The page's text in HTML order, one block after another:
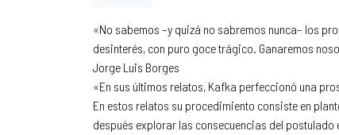
«No sabemos –y quizá no sabremos nunca– los
desinterés, con puro goce trágico. Ganaremos
Jorge Luis Borges
«En sus últimos relatos, Kafka perfeccionó una
En estos relatos su procedimiento consiste en
después explorar las consecuencias del